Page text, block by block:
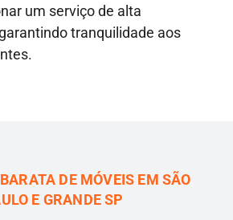
um serviço de alta
tranquilidade aos
DE MÓVEIS EM SÃO
E GRANDE SP